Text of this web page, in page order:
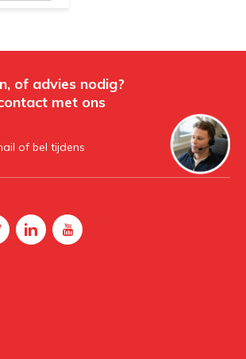
of advies nodig?
met ons
of bel tijdens